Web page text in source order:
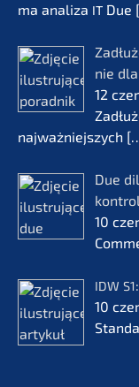
ma anali­za IT Due
nie
12
najważ­nie­js­zych
Due
10
IDW S1
10